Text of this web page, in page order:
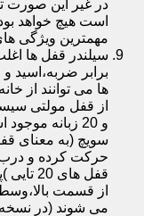
در غیر این صورت
است هیچ خواهد
مهمترین ویژگی
سیلندر قفل ها
برابر ضربه،اسید
ها می توانند از
و 20 زبانه
سویچ (به معنای
حرکت کرده و درب
قفل
از قسمت